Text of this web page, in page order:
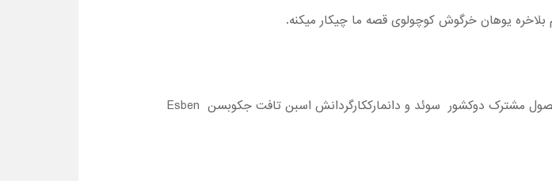
بلاخره یوهان خرگوش کوچولوی قصه ما چیکار میکنه.
است. محصول مشترک دوکشور سوئد و دانمارککارگردانش اسبن تافت جکوبسن Esben